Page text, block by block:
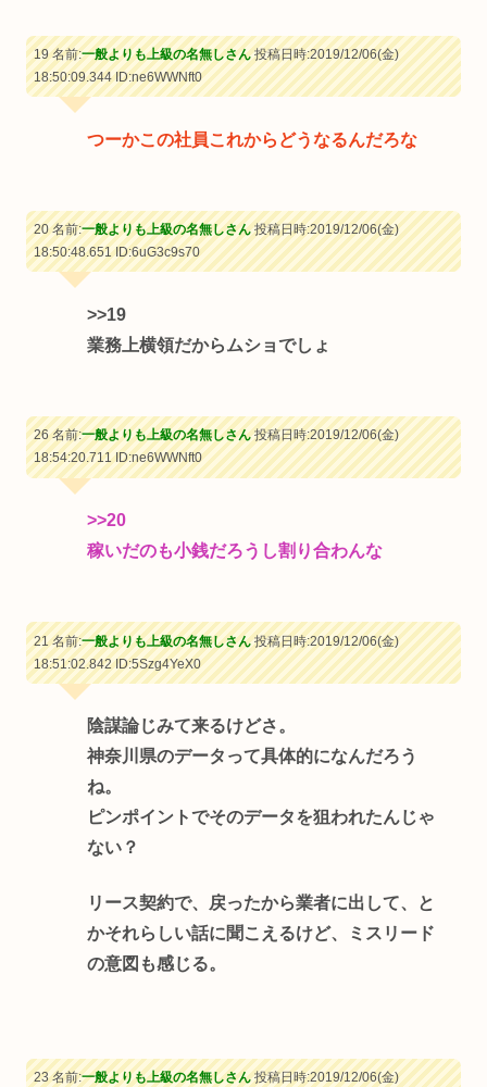
19 名前:一般よりも上級の名無しさん投稿日時:2019/12/06(金)
18:50:09.344ID:ne6WWNft0
つーかこの社員これからどうなるんだろな
20 名前:一般よりも上級の名無しさん投稿日時:2019/12/06(金)
18:50:48.651ID:6uG3c9s70
>>19
業務上横領だからムショでしょ
26 名前:一般よりも上級の名無しさん投稿日時:2019/12/06(金)
18:54:20.711ID:ne6WWNft0
>>20
稼いだのも小銭だろうし割り合わんな
21 名前:一般よりも上級の名無しさん投稿日時:2019/12/06(金)
18:51:02.842ID:5Szg4YeX0
陰謀論じみて来るけどさ。
神奈川県のデータって具体的になんだろう
ね。
ピンポイントでそのデータを狙われたんじゃ
ない？
リース契約で、戻ったから業者に出して、と
かそれらしい話に聞こえるけど、ミスリード
の意図も感じる。
23 名前:一般よりも上級の名無しさん投稿日時:2019/12/06(金)